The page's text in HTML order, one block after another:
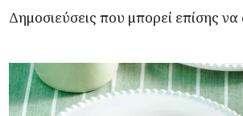
Δημοσιεύσεις που μπορεί επίσης